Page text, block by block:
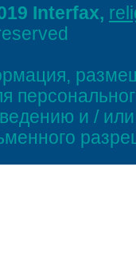
Interfax,
и /